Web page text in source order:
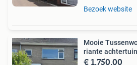
Bezoek website
Mooie
riante
€ 1.750,00